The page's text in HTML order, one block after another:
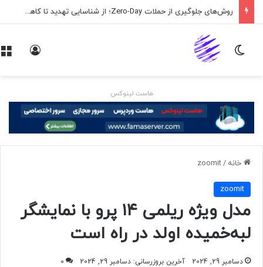
روش‌های جلوگیری از حملات Zero-Day؛ از شناسایی تهدید تا کاهش ریسک
تغییر پوسته
هاست لینوکس
خانه /
zoomit
zoomit
مدل ویژه ریلمی ۱۴ پرو با نمایشگر
لبه‌خمیده اولد در راه است
دسامبر 29, 2024 آخرین بروزرسانی: دسامبر 29, 2024 0